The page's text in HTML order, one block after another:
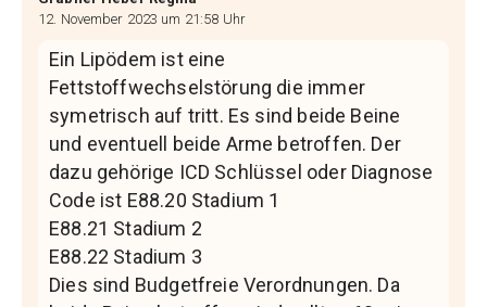
12. November 2023 um 21:58 Uhr
Ein Lipödem ist eine
Fettstoffwechselstörung die immer
symetrisch auf tritt. Es sind beide Beine
und eventuell beide Arme betroffen. Der
dazu gehörige ICD Schlüssel oder Diagnose
Code ist E88.20 Stadium 1
E88.21 Stadium 2
E88.22 Stadium 3
Dies sind Budgetfreie Verordnungen. Da